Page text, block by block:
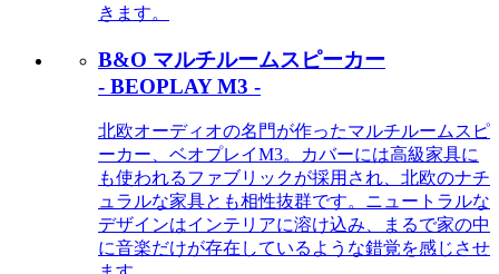
きます。
B&O マルチルームスピーカー
- BEOPLAY M3 -
北欧オーディオの名門が作ったマルチルームスピ
ーカー、ベオプレイM3。カバーには高級家具に
も使われるファブリックが採用され、北欧のナチ
ュラルな家具とも相性抜群です。ニュートラルな
デザインはインテリアに溶け込み、まるで家の中
に音楽だけが存在しているような錯覚を感じさせ